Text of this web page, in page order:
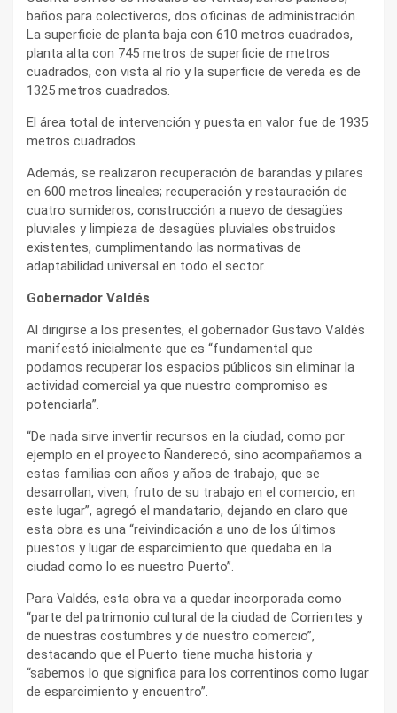
baños para colectiveros, dos oficinas de administración.
La superficie de planta baja con 610 metros cuadrados,
planta alta con 745 metros de superficie de metros
cuadrados, con vista al río y la superficie de vereda es de
1325 metros cuadrados.
El área total de intervención y puesta en valor fue de 1935
metros cuadrados.
Además, se realizaron recuperación de barandas y pilares
en 600 metros lineales; recuperación y restauración de
cuatro sumideros, construcción a nuevo de desagües
pluviales y limpieza de desagües pluviales obstruidos
existentes, cumplimentando las normativas de
adaptabilidad universal en todo el sector.
Gobernador Valdés
Al dirigirse a los presentes, el gobernador Gustavo Valdés
manifestó inicialmente que es “fundamental que
podamos recuperar los espacios públicos sin eliminar la
actividad comercial ya que nuestro compromiso es
potenciarla”.
“De nada sirve invertir recursos en la ciudad, como por
ejemplo en el proyecto Ñanderecó, sino acompañamos a
estas familias con años y años de trabajo, que se
desarrollan, viven, fruto de su trabajo en el comercio, en
este lugar”, agregó el mandatario, dejando en claro que
esta obra es una “reivindicación a uno de los últimos
puestos y lugar de esparcimiento que quedaba en la
ciudad como lo es nuestro Puerto”.
Para Valdés, esta obra va a quedar incorporada como
“parte del patrimonio cultural de la ciudad de Corrientes y
de nuestras costumbres y de nuestro comercio”,
destacando que el Puerto tiene mucha historia y
“sabemos lo que significa para los correntinos como lugar
de esparcimiento y encuentro”.